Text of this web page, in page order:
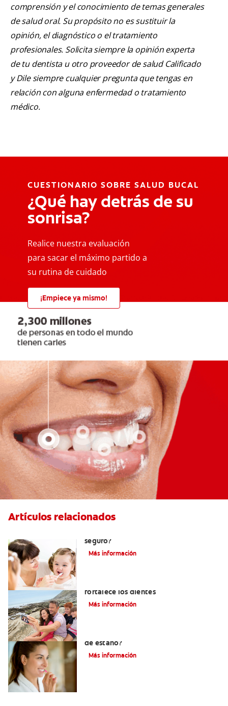
comprensión y el conocimiento de temas generales
de salud oral. Su propósito no es sustituir la
opinión, el diagnóstico o el tratamiento
profesionales. Solicita siempre la opinión experta
de tu dentista u otro proveedor de salud Calificado
y Dile siempre cualquier pregunta que tengas en
relación con alguna enfermedad o tratamiento
médico.
CUESTIONARIO SOBRE SALUD BUCAL
¿Qué hay detrás de su
sonrisa?
Realice nuestra evaluación
para sacar el máximo partido a
su rutina de cuidado
¡Empiece ya mismo!
Artículos relacionados
seguro?
Más información
fortalece los dientes
Más información
de estaño?
Más información